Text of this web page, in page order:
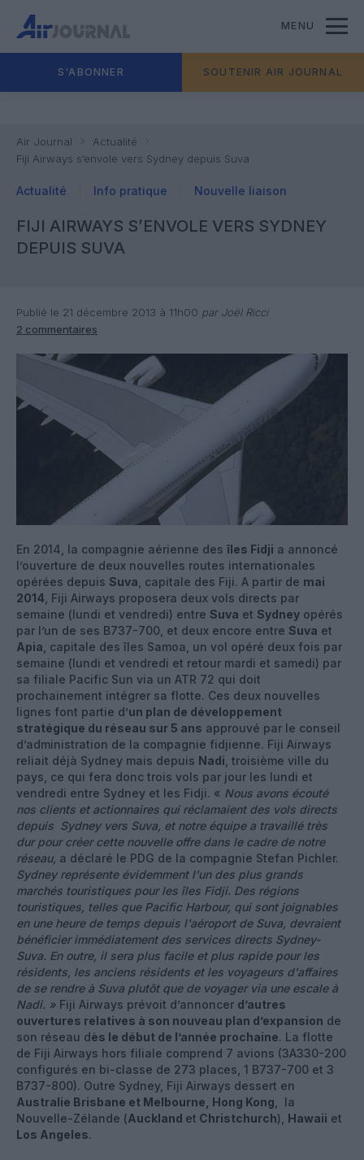
MENU
S'ABONNER SOUTENIR AIR JOURNAL
Air Journal
Actualité
Fiji Airways s’envole vers Sydney depuis Suva
Actualité Info pratique Nouvelle liaison
FIJI AIRWAYS S’ENVOLE VERS SYDNEY
DEPUIS SUVA
Publié le 21 décembre 2013 à 11h00 par Joël Ricci
2 commentaires
En 2014, la compagnie aérienne des îles Fidji a annoncé
l’ouverture de deux nouvelles routes internationales
opérées depuis Suva , capitale des Fiji. A partir de mai
2014 , Fiji Airways proposera deux vols directs par
semaine (lundi et vendredi) entre Suva et Sydney opérés
par l’un de ses B737-700, et deux encore entre Suva et
Apia , capitale des îles Samoa, un vol opéré deux fois par
semaine (lundi et vendredi et retour mardi et samedi) par
sa filiale Pacific Sun via un ATR 72 qui doit
prochainement intégrer sa flotte. Ces deux nouvelles
lignes font partie d’un plan de développement
stratégique du réseau sur 5 ans approuvé par le conseil
d’administration de la compagnie fidjienne. Fiji Airways
reliait déjà Sydney mais depuis Nadi , troisième ville du
pays, ce qui fera donc trois vols par jour les lundi et
vendredi entre Sydney et les Fidji. « Nous avons écouté
nos clients et actionnaires qui réclamaient des vols directs
depuis Sydney vers Suva, et notre équipe a travaillé très
dur pour créer cette nouvelle offre dans le cadre de notre
réseau, a déclaré le PDG de la compagnie Stefan Pichler.
Sydney représente évidemment l'un des plus grands
marchés touristiques pour les îles Fidji. Des régions
touristiques, telles que Pacific Harbour, qui sont joignables
en une heure de temps depuis l'aéroport de Suva, devraient
bénéficier immédiatement des services directs Sydney-
Suva. En outre, il sera plus facile et plus rapide pour les
résidents, les anciens résidents et les voyageurs d'affaires
de se rendre à Suva plutôt que de voyager via une escale à
Nadi. » Fiji Airways prévoit d’annoncer d’autres
ouvertures relatives à son nouveau plan d’expansion de
son réseau dès le début de l’année prochaine. La flotte
de Fiji Airways hors filiale comprend 7 avions (3A330-200
configurés en bi-classe de 273 places, 1 B737-700 et 3
B737-800). Outre Sydney, Fiji Airways dessert en
Australie Brisbane et Melbourne, Hong Kong , la
Nouvelle-Zélande (Auckland et Christchurch), Hawaii et
Los Angeles.